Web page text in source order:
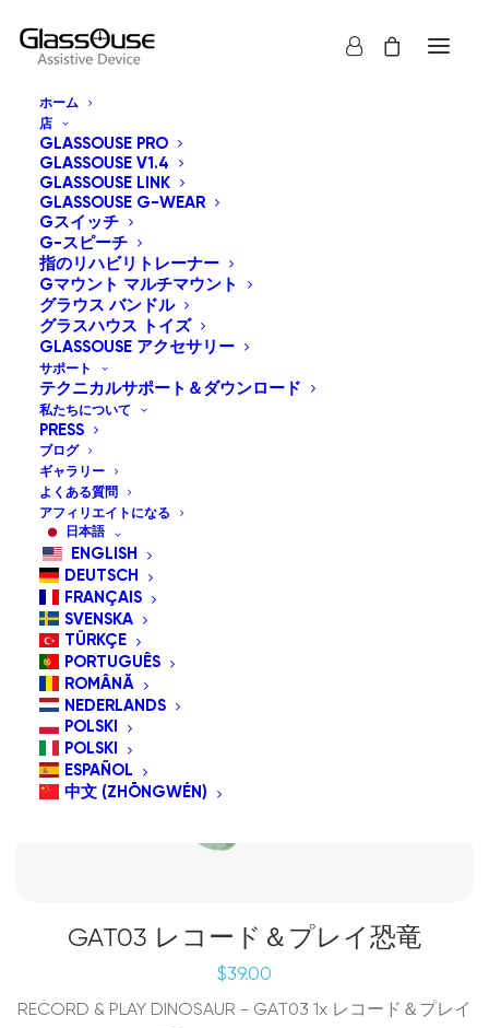
ホーム
店
GLASSOUSE PRO
GLASSOUSE V1.4
GLASSOUSE LINK
GLASSOUSE G-WEAR
Gスイッチ
G-スピーチ
指のリハビリトレーナー
Gマウント マルチマウント
グラウス バンドル
グラスハウス トイズ
GLASSOUSE アクセサリー
サポート
テクニカルサポート＆ダウンロード
私たちについて
PRESS
ブログ
ギャラリー
よくある質問
アフィリエイトになる
日本語
ENGLISH
DEUTSCH
FRANÇAIS
SVENSKA
TÜRKÇE
PORTUGUÊS
ROMÂNĂ
NEDERLANDS
POLSKI
POLSKI
ESPAÑOL
中文 (ZHŌNGWÉN)
すべて表示
デフォルト表示
新しい順に並べ替え
価格順: 高い 安い
GAT03 レコード＆プレイ恐竜
$39.00
RECORD & PLAY DINOSAUR - GAT03 1x レコード＆プレイ